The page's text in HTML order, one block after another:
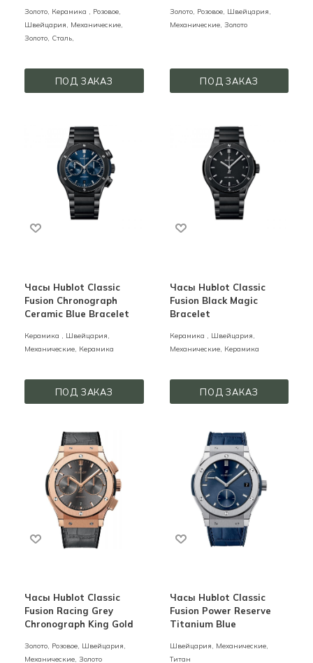
Золото, Керамика , Розовое,
Швейцария, Механические,
Золото, Сталь,
ПОД ЗАКАЗ
Золото, Розовое, Швейцария,
Механические, Золото
ПОД ЗАКАЗ
Часы Hublot Classic
Fusion Chronograph
Ceramic Blue Bracelet
Керамика , Швейцария,
Механические, Керамика
ПОД ЗАКАЗ
Часы Hublot Classic
Fusion Black Magic
Bracelet
Керамика ,
Швейцария,
Механические, Керамика
ПОД ЗАКАЗ
Часы Hublot Classic
Fusion Racing Grey
Chronograph King Gold
Золото, Розовое, Швейцария,
Механические, Золото
Часы Hublot Classic
Fusion Power Reserve
Titanium Blue
Швейцария, Механические,
Титан